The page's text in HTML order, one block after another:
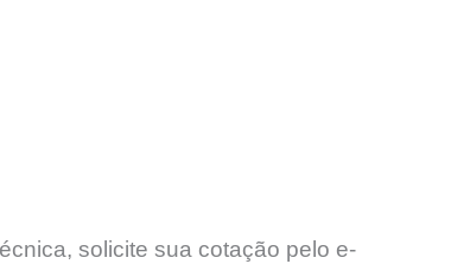
solicite sua cotação pelo e-